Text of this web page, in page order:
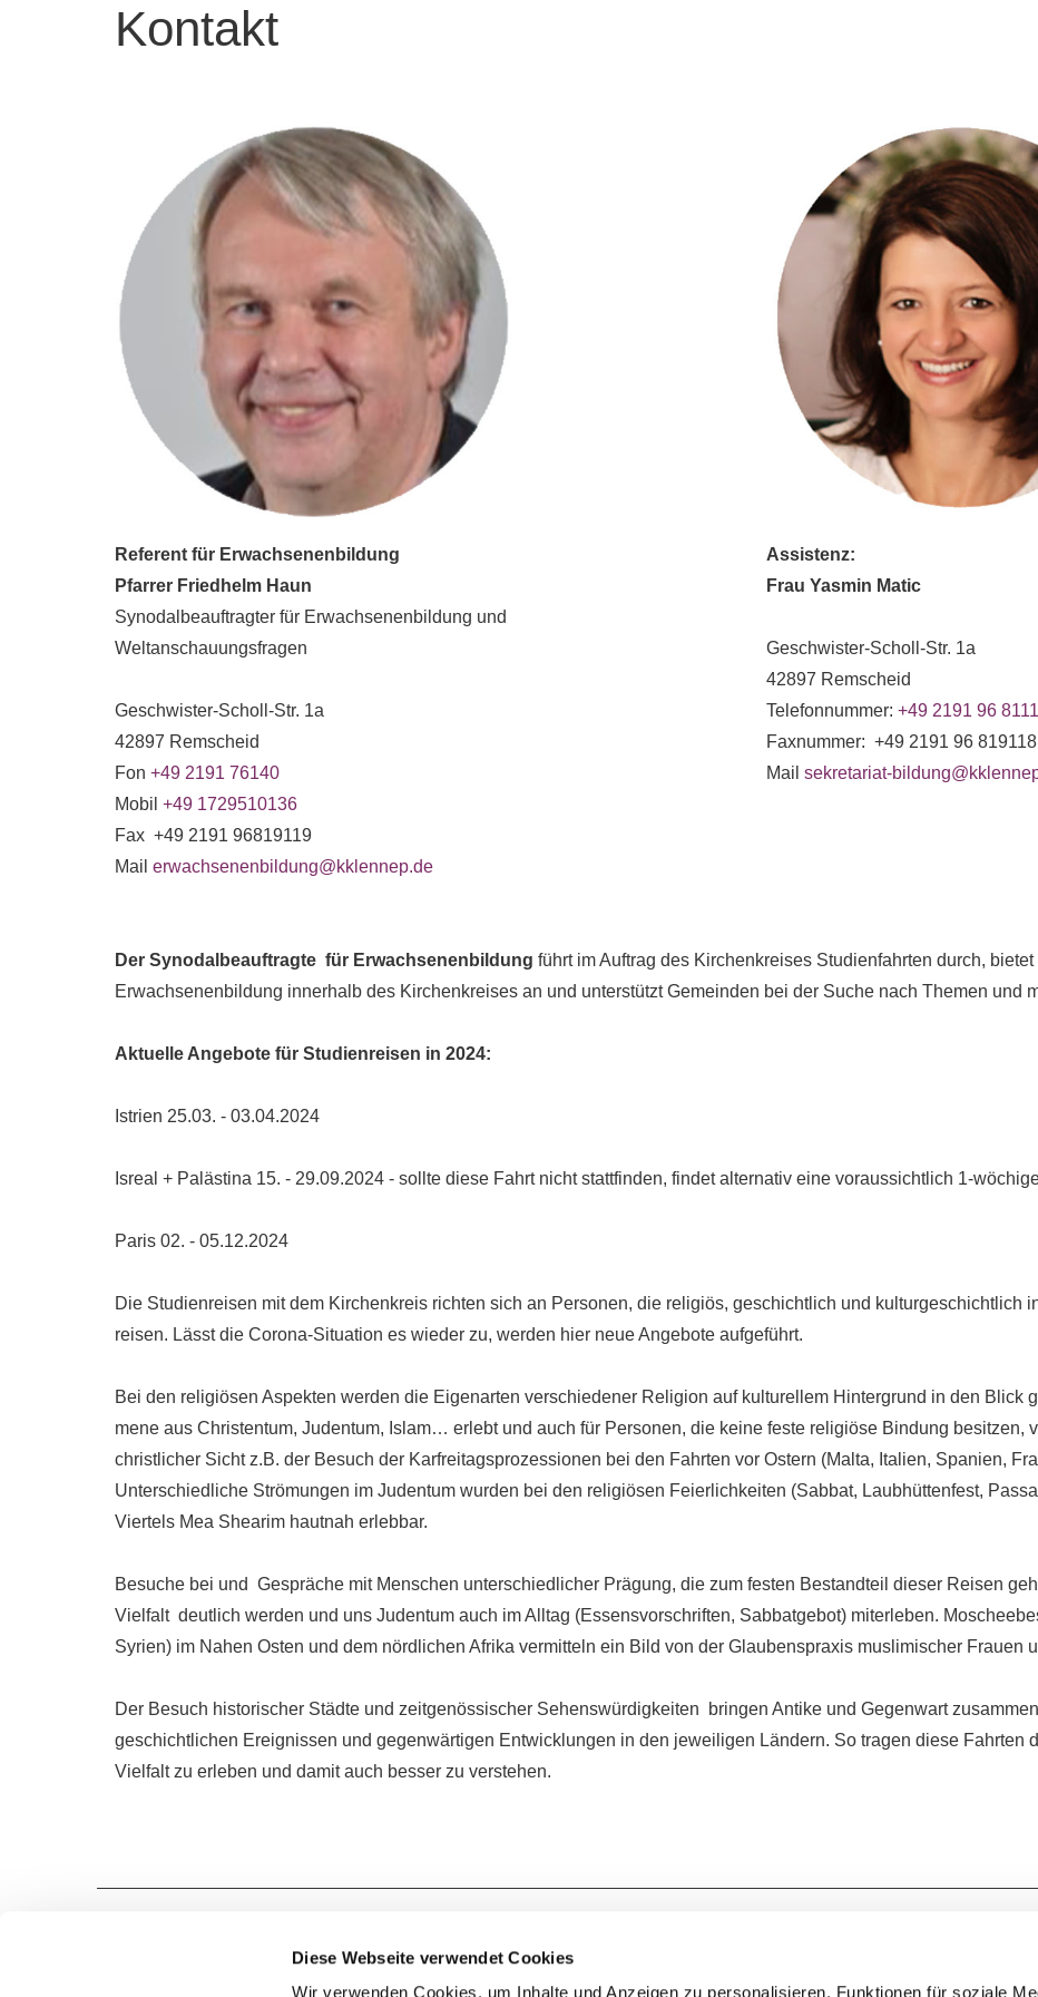
Diese Webseite verwendet Cookies
Wir verwenden Cookies, um Inhalte und Anzeigen zu personalisieren, Funktionen für soziale
Kontakt
Referent für Erwachsenenbildung
Pfarrer Friedhelm Haun
Synodalbeauftragter für Erwachsenenbildung und
Weltanschauungsfragen
Geschwister-Scholl-Str. 1a
42897 Remscheid
Fon +49 2191 76140
Mobil +49 1729510136
Fax +49 2191 96819119
Mail erwachsenenbildung@kklennep.de
Assistenz:
Frau Yasmin Matic
Geschwister-Scholl-Str. 1a
42897 Remscheid
Telefonnummer: +49 2191 96
Faxnummer: +49 2191 96 819118
Mail sekretariat-
Der Synodalbeauftragte für Erwachsenenbildung führt im Auftrag des Kirchenkreises Studienfahrten durch,
Erwachsenenbildung innerhalb des Kirchenkreises an und unterstützt Gemeinden bei der Suche nach Themen und
Aktuelle Angebote für Studienreisen in 2024:
Istrien 25.03. - 03.04.2024
Isreal + Palästina 15. - 29.09.2024 - sollte diese Fahrt nicht stattfinden, findet alternativ eine voraussichtlich 1-
Paris 02. - 05.12.2024
Die Studienreisen mit dem Kirchenkreis richten sich an Personen, die religiös, geschichtlich und kulturgeschichtlich
reisen. Lässt die Corona-Situation es wieder zu, werden hier neue Angebote aufgeführt.
Bei den religiösen Aspekten werden die Eigenarten verschiedener Religion auf kulturellem Hintergrund in den Blick
mene aus Christentum, Judentum, Islam… erlebt und auch für Personen, die keine feste religiöse Bindung besitzen,
christlicher Sicht z.B. der Besuch der Karfreitagsprozessionen bei den Fahrten vor Ostern (Malta, Italien, Spanien,
Unterschiedliche Strömungen im Judentum wurden bei den religiösen Feierlichkeiten (Sabbat, Laubhüttenfest,
Viertels Mea Shearim hautnah erlebbar.
Besuche bei und Gespräche mit Menschen unterschiedlicher Prägung, die zum festen Bestandteil dieser Reisen
Vielfalt deutlich werden und uns Judentum auch im Alltag (Essensvorschriften, Sabbatgebot) miterleben.
Syrien) im Nahen Osten und dem nördlichen Afrika vermitteln ein Bild von der Glaubenspraxis muslimischer Frauen
Der Besuch historischer Städte und zeitgenössischer Sehenswürdigkeiten bringen Antike und Gegenwart
geschichtlichen Ereignissen und gegenwärtigen Entwicklungen in den jeweiligen Ländern. So tragen diese Fahrten
Vielfalt zu erleben und damit auch besser zu verstehen.